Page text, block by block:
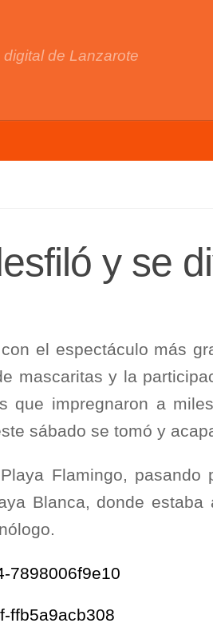
digital de Lanzarote
y se
el espectáculo más
mascaritas y la
que impregnaron a
sábado se tomó y
Flamingo,
Blanca, donde